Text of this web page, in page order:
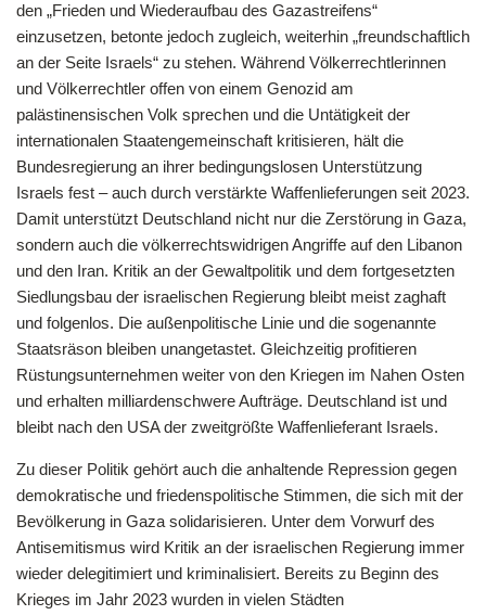
den „Frieden und Wiederaufbau des Gazastreifens“
einzusetzen, betonte jedoch zugleich, weiterhin „freundschaftlich
an der Seite Israels“ zu stehen. Während Völkerrechtlerinnen
und Völkerrechtler offen von einem Genozid am
palästinensischen Volk sprechen und die Untätigkeit der
internationalen Staatengemeinschaft kritisieren, hält die
Bundesregierung an ihrer bedingungslosen Unterstützung
Israels fest – auch durch verstärkte Waffenlieferungen seit 2023.
Damit unterstützt Deutschland nicht nur die Zerstörung in Gaza,
sondern auch die völkerrechtswidrigen Angriffe auf den Libanon
und den Iran. Kritik an der Gewaltpolitik und dem fortgesetzten
Siedlungsbau der israelischen Regierung bleibt meist zaghaft
und folgenlos. Die außenpolitische Linie und die sogenannte
Staatsräson bleiben unangetastet. Gleichzeitig profitieren
Rüstungsunternehmen weiter von den Kriegen im Nahen Osten
und erhalten milliardenschwere Aufträge. Deutschland ist und
bleibt nach den USA der zweitgrößte Waffenlieferant Israels.
Zu dieser Politik gehört auch die anhaltende Repression gegen
demokratische und friedenspolitische Stimmen, die sich mit der
Bevölkerung in Gaza solidarisieren. Unter dem Vorwurf des
Antisemitismus wird Kritik an der israelischen Regierung immer
wieder delegitimiert und kriminalisiert. Bereits zu Beginn des
Krieges im Jahr 2023 wurden in vielen Städten